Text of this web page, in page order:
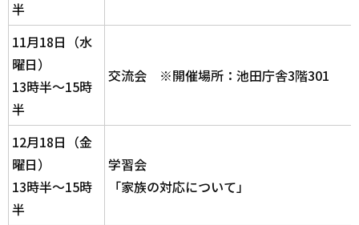
半
11月18日（水
曜日）
13時半～15時
半
交流会 ※開催場所：池田庁舎3階301
12月18日（金
曜日）
13時半～15時
半
学習会
「家族の対応について」